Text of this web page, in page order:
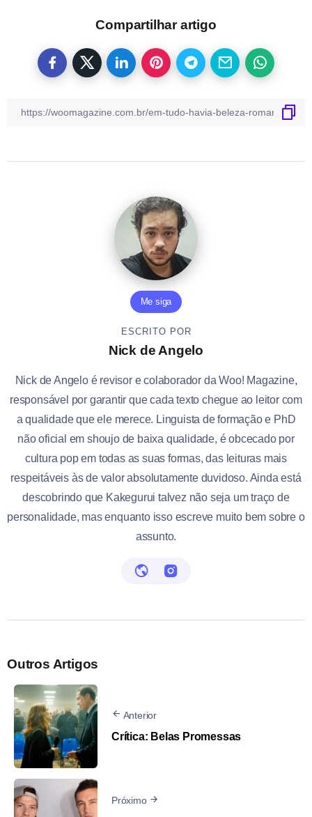
Compartilhar artigo
Me siga
ESCRITO POR
Nick de Angelo
Nick de Angelo é revisor e colaborador da Woo! Magazine,
responsável por garantir que cada texto chegue ao leitor com
a qualidade que ele merece. Linguista de formação e PhD
não oficial em shoujo de baixa qualidade, é obcecado por
cultura pop em todas as suas formas, das leituras mais
respeitáveis às de valor absolutamente duvidoso. Ainda está
descobrindo que Kakegurui talvez não seja um traço de
personalidade, mas enquanto isso escreve muito bem sobre o
assunto.
Outros Artigos
Anterior
Crítica: Belas Promessas
Próximo